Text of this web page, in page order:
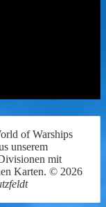
of Warships
unserem
mit
Karten. © 2026